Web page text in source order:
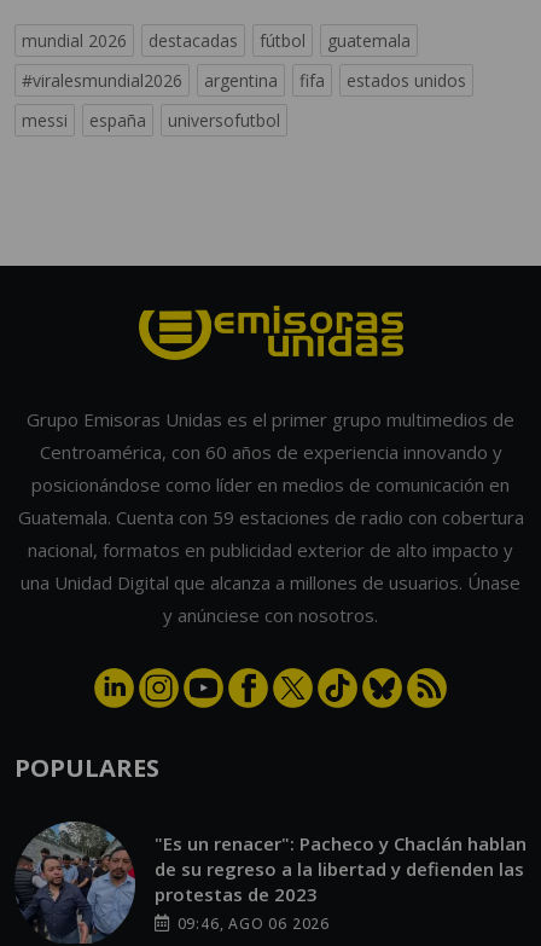
mundial 2026 destacadas fútbol
guatemala
#viralesmundial2026
argentina fifa
estados unidos
messi
españa universofutbol
Grupo Emisoras Unidas es el primer grupo multimedios de
Centroamérica, con 60 años de experiencia innovando y
posicionándose como líder en medios de comunicación en
Guatemala. Cuenta con 59 estaciones de radio con cobertura
nacional, formatos en publicidad exterior de alto impacto y
una Unidad Digital que alcanza a millones de usuarios. Únase
y anúnciese con nosotros.
POPULARES
"Es un renacer": Pacheco y Chaclán hablan
de su regreso a la libertad y defienden las
protestas de 2023
09:46, AGO 06 2026